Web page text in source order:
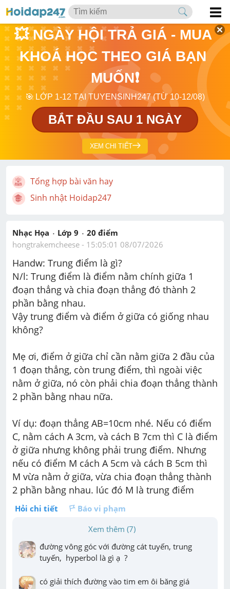
💥 NGÀY HỘI TRẢ GIÁ - MUA
KHOÁ HỌC THEO GIÁ BẠN
MUỐN❗
🎯 LỚP 1-12 TẠI TUYENSINH247 (TỪ 10-12/08)
BẮT ĐẦU SAU 1 NGÀY
XEM CHI TIẾT
Tổng hợp bài văn hay
Sinh nhật Hoidap247
Nhạc Họa Lớp 9 20 điểm
hongtrakemcheese - 15:05:01 08/07/2026
Handw: Trung điểm là gì?
N/l: Trung điểm là điểm nằm chính giữa 1
đoạn thẳng và chia đoạn thẳng đó thành 2
phần bằng nhau.
Vậy trung điểm và điểm ở giữa có giống nhau
không?
Mẹ ơi, điểm ở giữa chỉ cần nằm giữa 2 đầu của
1 đoạn thẳng, còn trung điểm, thì ngoài việc
nằm ở giữa, nó còn phải chia đoạn thẳng thành
2 phần bằng nhau nữa.
Ví dụ: đoạn thẳng AB=10cm nhé. Nếu có điểm
C, nằm cách A 3cm, và cách B 7cm thì C là điểm
ở giữa nhưng không phải trung điểm. Nhưng
nếu có điểm M cách A 5cm và cách B 5cm thì
M vừa nằm ở giữa, vừa chia đoạn thẳng thành
2 phần bằng nhau. lúc đó M là trung điểm
Hỏi chi tiết
Báo vi phạm
Xem thêm (7)
đường vông góc với đường cát tuyến, trung
tuyến,  hyperbol là gì ạ  ?
có giải thích đường vào tim em ôi băng giá